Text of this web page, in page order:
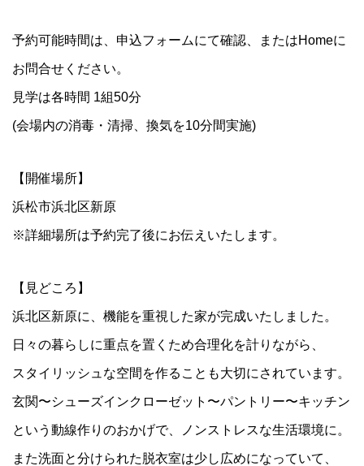
予約可能時間は、申込フォームにて確認、またはHomeに
お問合せください。
見学は各時間 1組50分
(会場内の消毒・清掃、換気を10分間実施)
【開催場所】
浜松市浜北区新原
※詳細場所は予約完了後にお伝えいたします。
【見どころ】
浜北区新原に、機能を重視した家が完成いたしました。
日々の暮らしに重点を置くため合理化を計りながら、
スタイリッシュな空間を作ることも大切にされています。
玄関〜シューズインクローゼット〜パントリー〜キッチン
という動線作りのおかげで、ノンストレスな生活環境に。
また洗面と分けられた脱衣室は少し広めになっていて、